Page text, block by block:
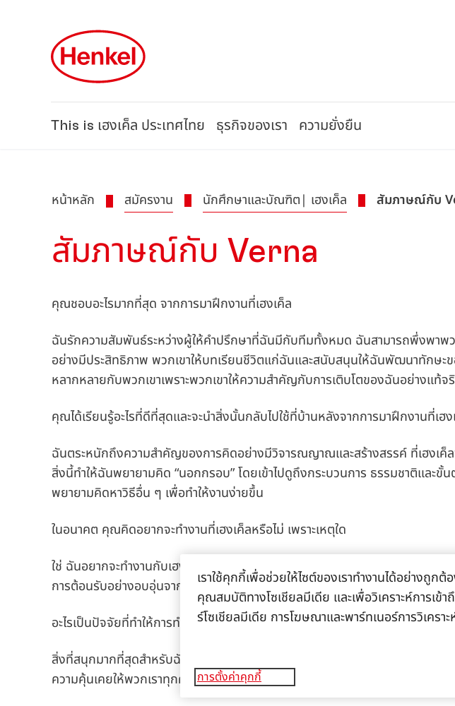
This is เฮงเค็ล ประเทศไทย ธุรกิจของเรา ความยั่งยืน
หน้าหลัก สมัครงาน นักศึกษาและบัณฑิต| เฮงเค็ล สัมภาษณ์กับ
สัมภาษณ์กับ Verna
คุณชอบอะไรมากที่สุด จากการมาฝึกงานที่เฮงเค็ล
ฉันรักความสัมพันธ์ระหว่างผู้ให้คำปรึกษาที่ฉันมีกับทีมทั้งหมด ฉันสามารถพึ่งพาพว
อย่างมีประสิทธิภาพ พวกเขาให้บทเรียนชีวิตแก่ฉันและสนับสนุนให้ฉันพัฒนาทักษะ
หลากหลายกับพวกเขาเพราะพวกเขาให้ความสำคัญกับการเติบโตของฉันอย่างแท้จ
คุณได้เรียนรู้อะไรที่ดีที่สุดและจะนำสิ่งนั้นกลับไปใช้ที่บ้านหลังจากการมาฝึกงานที่เฮง
ฉันตระหนักถึงความสำคัญของการคิดอย่างมีวิจารณญาณและสร้างสรรค์ ที่เฮงเค็
สิ่งนี้ทำให้ฉันพยายามคิด “นอกกรอบ” โดยเข้าไปดูถึงกระบวนการ ธรรมชาติและขั้
พยายามคิดหาวิธีอื่น ๆ เพื่อทำให้งานง่ายขึ้น
ในอนาคต คุณคิดอยากจะทำงานที่เฮงเค็ลหรือไม่ เพราะเหตุใด
ใช่ ฉันอยากจะทำงานกับเฮงเค็ลในอนาคต เพราะฉันอยากทำงานกับเพื่อนร่วมง
การต้อนรับอย่างอบอุ่นจากทีมและพวกเขาคอยให้คำปรึกษาฉันอย่างต่อเนื่องแล
อะไรเป็นปัจจัยที่ทำให้การทำงานที่เฮงเค็ลเป็นเรื่องสนุกที่สุด
สิ่งที่สนุกมากที่สุดสำหรับฉันคือการได้มีโอกาสทานอาหารกลางวันร่วมกับนักศึกษา
ความคุ้นเคยให้พวกเราทุกคนทำความรู้จักกัน มันเป็นโอกาสที่ดีสำหรับฉันที่จะได้พบเ
เราใช้คุกกี้เพื่อช่วยให้ไซต์ของเราทำงานได้อย่างถู
คุณสมบัติทางโซเชียลมีเดีย และเพื่อวิเคราะห์การเข้
ร์โซเชียลมีเดีย การโฆษณาและพาร์ทเนอร์การวิเครา
การตั้งค่าคุกกี้